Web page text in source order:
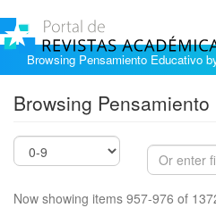
Browsing Pensamiento Educativo
Browsing
Now showing items 957-976 of